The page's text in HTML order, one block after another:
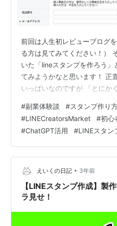
前回は人生初レビューブログ
る方は見てみてください！）
いた「lineスタンプを作ろう」
てみようかなと思います！ 正
いっぱいなのですが 「とにか
ンプを作るうえで試行錯誤を
た『2ヶ月で月30万円を実現す
活用法』の補足として見てい
す！ 何を話しているんだ？と
で、 本のリンクものせておき
り方がわから…
#副業体験談 #スタンプ作り
#LINECreatorsMarket #初心
#ChatGPT活用 #LINEスタン
えいくの日記 • 3年前
【LINEスタンプ作成】製
ラ見せ！